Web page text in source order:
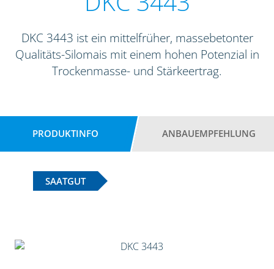
DKC 3443 ist ein mittelfrüher, massebetonter
Qualitäts-Silomais mit einem hohen Potenzial in
Trockenmasse- und Stärkeertrag.
PRODUKTINFO ANBAUEMPFEHLUNG
SAATGUT